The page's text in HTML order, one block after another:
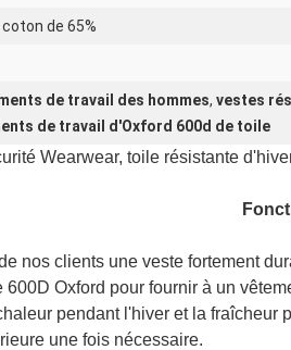
de 65%
de travail des hommes, vestes
de travail d'Oxford 600d de toile
Wearwear, toile résistante
nos clients une veste fortement
Oxford pour fournir à un
pendant l'hiver et la
une fois nécessaire.